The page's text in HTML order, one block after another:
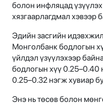
болон инфляцад
хязгаарлагдмал хэвээр
Эдийн засгийн
Монголбанк бодлогын
үйлдэл үзүүлэхээр
бодлогын хүү 0.25–0.40
0.25–0.32 нэгж хувиар
Энэ нь төсөв болон